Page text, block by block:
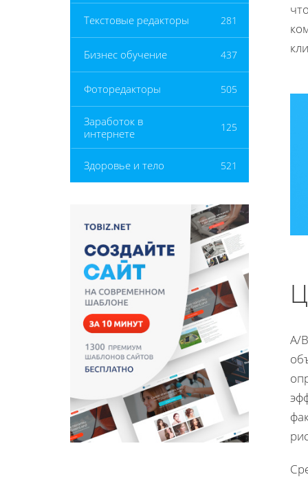
Текстовые редакторы 281
Бизнес обучение 437
Фоторедакторы 505
Заработок в
интернете
125
Здоровье и тело 521
A/